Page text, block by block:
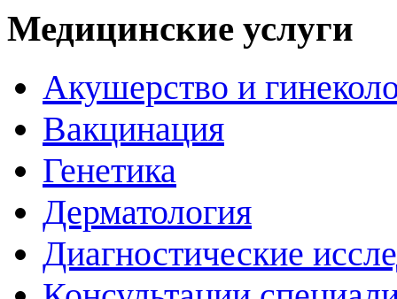
Медицинские услуги
Акушерство и
Вакцинация
Генетика
Дерматология
Диагностические